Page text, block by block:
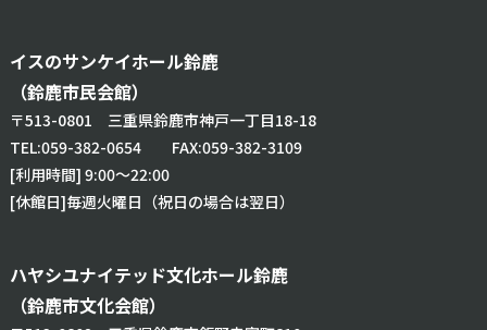
イスのサンケイホール鈴鹿
（鈴鹿市民会館）
〒513-0801 三重県鈴鹿市神戸一丁目18-18
TEL:059-382-0654FAX:059-382-3109
[利用時間] 9:00～22:00
[休館日]毎週火曜日（祝日の場合は翌日）
ハヤシユナイテッド文化ホール鈴鹿
（鈴鹿市文化会館）